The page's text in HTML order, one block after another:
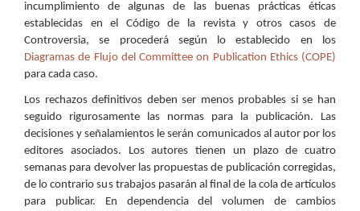
incumplimiento de algunas de las buenas prácticas éticas
establecidas en el Código de la revista y otros casos de
Controversia, se procederá según lo establecido en los
Diagramas de Flujo del Committee on Publication Ethics (COPE)
para cada caso.
Los rechazos definitivos deben ser menos probables si se han
seguido rigurosamente las normas para la publicación. Las
decisiones y señalamientos le serán comunicados al autor por los
editores asociados. Los autores tienen un plazo de cuatro
semanas para devolver las propuestas de publicación corregidas,
de lo contrario sus trabajos pasarán al final de la cola de artículos
para publicar. En dependencia del volumen de cambios